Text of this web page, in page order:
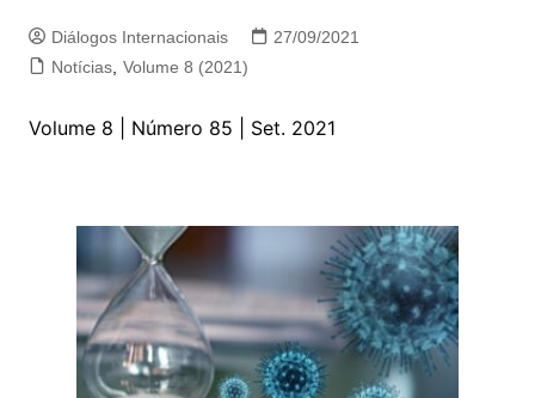
Diálogos Internacionais
27/09/2021
Notícias, Volume 8 (2021)
Volume 8 | Número 85 | Set. 2021